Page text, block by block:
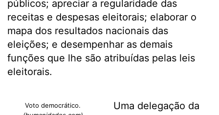
públicos; apreciar a regularidade das
receitas e despesas eleitorais; elaborar o
mapa dos resultados nacionais das
eleições; e desempenhar as demais
funções que lhe são atribuídas pelas leis
eleitorais.
Voto democrático.
Uma delegação da